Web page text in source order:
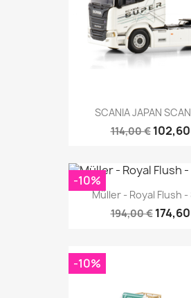
SCANIA JAPAN
114,00 €
Müller - Royal Flush -
194,00 €
-10%
-10%